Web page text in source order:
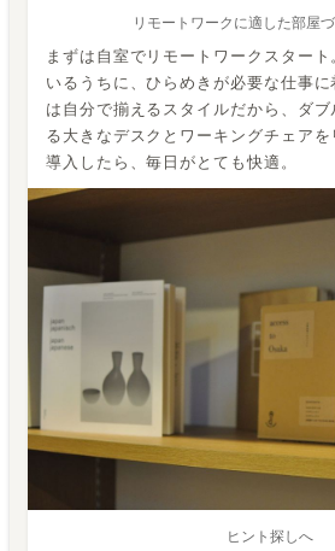
リモートワークに適した部屋
まずは自室でリモートワークスター
いるうちに、ひらめきが必要な仕事
は自分で揃えるスタイルだから、ダ
る大きなデスクとワーキングチェア
導入したら、毎日がとても快適。
ヒント探しへ